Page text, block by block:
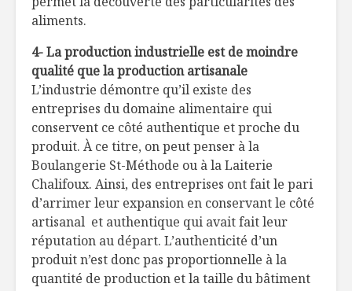
aliments.
4- La production industrielle est de moindre
qualité que la production artisanale
L’industrie démontre qu’il existe des
entreprises du domaine alimentaire qui
conservent ce côté authentique et proche du
produit. À ce titre, on peut penser à la
Boulangerie St-Méthode ou à la Laiterie
Chalifoux. Ainsi, des entreprises ont fait le pari
d’arrimer leur expansion en conservant le côté
artisanal et authentique qui avait fait leur
réputation au départ. L’authenticité d’un
produit n’est donc pas proportionnelle à la
quantité de production et la taille du bâtiment